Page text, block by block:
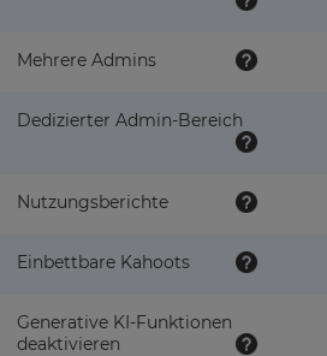
Mehrere Admins
Dedizierter Admin-Bereich
Nutzungsberichte
Einbettbare Kahoots
Generative KI-Funktionen
deaktivieren